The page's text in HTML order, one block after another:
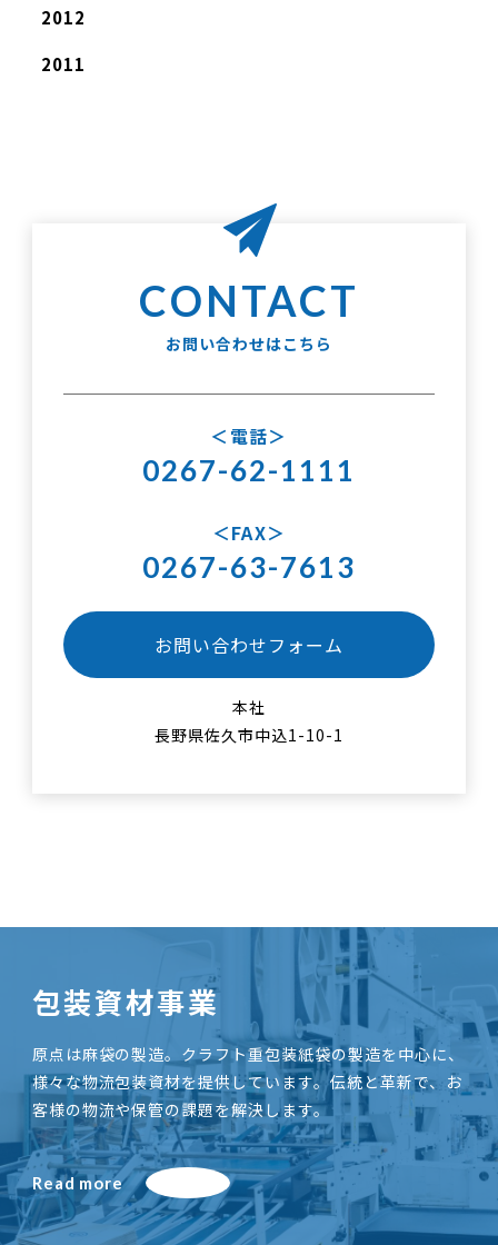
2012
2011
お問い合わせはこちら
電話
0267-62-1111
FAX
0267-63-7613
お問い合わせフォーム
本社
長野県佐久市中込1-10-1
包装資材事業
原点は麻袋の製造。クラフト重包装紙袋の製造を中心に、
様々な物流包装資材を提供しています。伝統と革新で、お
客様の物流や保管の課題を解決します。
Read more